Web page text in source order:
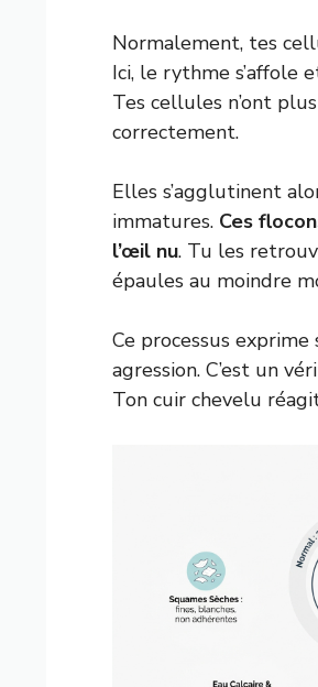
Normalement, tes
Ici, le rythme s’affole
Tes cellules n’ont
correctement.
Elles s’agglutinent
immatures. Ces
l’œil nu. Tu les
épaules au moindre
Ce processus
agression. C’est un
Ton cuir chevelu